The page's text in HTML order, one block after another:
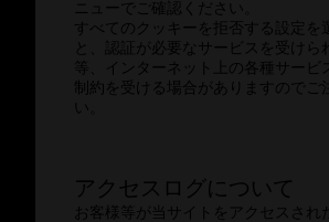
ニューでご確認ください。
すべてのクッキーを拒否する設定を
と、認証が必要なサービスを受けら
等、インターネット上の各種サービ
制約を受ける場合がありますのでご
い。
アクセスログについて
お客様等が当サイトをアクセスされ